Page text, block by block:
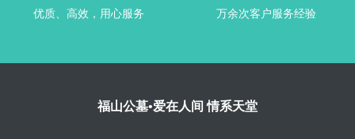
优质、高效，用心服务 万余次客户服务经验
福山公墓•爱在人间 情系天堂